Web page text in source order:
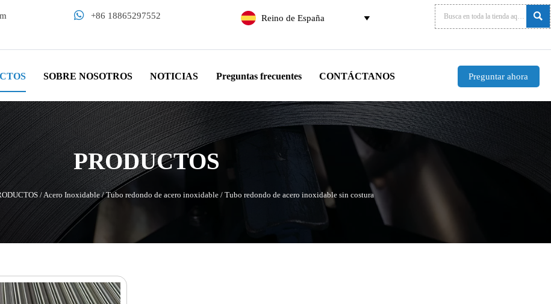
 +86 18865297552 Reino de España  
SOBRE NOSOTROS NOTICIAS Preguntas frecuentes CONTÁCTANOS Preguntar ahora
PRODUCTOS
/Acero Inoxidable/Tubo redondo de acero inoxidable/ Tubo redondo de acero inoxidable sin costura